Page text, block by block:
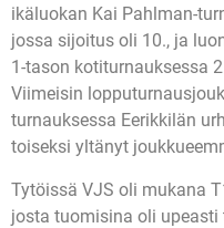
ikäluokan Kai Pahlman-
jossa sijoitus oli 10., ja
1-tason kotiturnauksessa
Viimeisin
turnauksessa Eerikkilän
toiseksi yltänyt
Tytöissä VJS oli mukana
josta tuomisina oli upeasti